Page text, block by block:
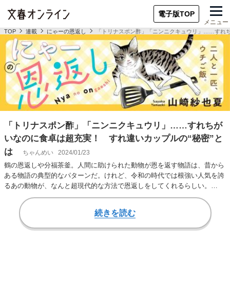
電子版TOP
メニュー
TOP 連載 にゃーの恩返し 「トリナスポン酢」「ニンニクキュウリ」……すれ
「トリナスポン酢」「ニンニクキュウリ」……すれちが
いなのに食卓は超充実！ すれ違いカップルの“秘密”と
は
ちゃんめい 2024/01/23
鶴の恩返しや分福茶釜。人間に助けられた動物が恩を返す物語は、昔から
ある物語の典型的なパターンだ。けれど、令和の時代では根強い人気を誇
るあの動物が、なんと超現代的な方法で恩返しをしてくれるらしい。
▼▼▼ 物語の舞台は…
続きを読む